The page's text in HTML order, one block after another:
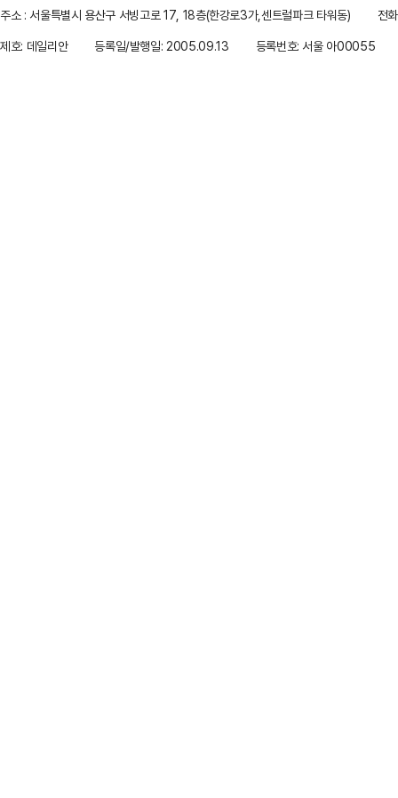
주소 : 서울특별시 용산구 서빙고로 17, 18층(한강로3가,센트럴파크 타워동)
전
제호: 데일리안
등록일/발행일: 2005.09.13 등록번호: 서울 아00055